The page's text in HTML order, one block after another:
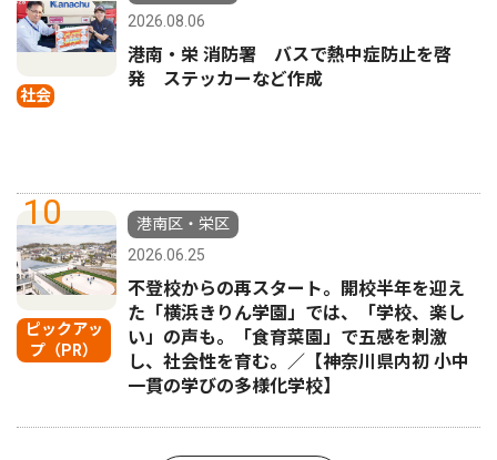
社会
2026.08.06
港南・栄 消防署 バスで熱中症防止を啓
発 ステッカーなど作成
10
ピックアッ
プ（PR）
港南区・栄区
2026.06.25
不登校からの再スタート。開校半年を迎え
た「横浜きりん学園」では、「学校、楽し
い」の声も。「食育菜園」で五感を刺激
し、社会性を育む。／【神奈川県内初 小中
一貫の学びの多様化学校】